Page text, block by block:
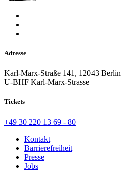
Adresse
Karl-Marx-Straße 141, 12043 Berlin
U-BHF Karl-Marx-Strasse
Tickets
+49 30 220 13 69 - 80
Kontakt
Barrierefreiheit
Presse
Jobs